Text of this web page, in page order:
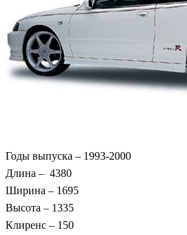
Годы выпуска – 1993-2000
Длина – 4380
Ширина – 1695
Высота – 1335
Клиренс – 150